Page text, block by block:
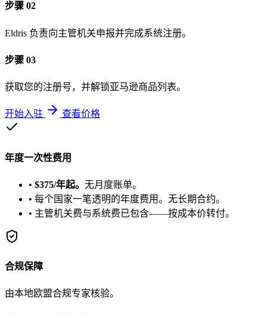
步骤 02
Eldris 负责向主管机关申报并完成系统注册。
步骤 03
获取您的注册号，并解锁亚马逊商品列表。
开始入驻 查看价格
年度一次性费用
• $375/年起。 无月度账单。
• 每个国家一笔透明的年度费用。无长期合约。
• 主管机关费与系统费已包含——按成本价转付。
合规保障
由本地欧盟合规专家核验。